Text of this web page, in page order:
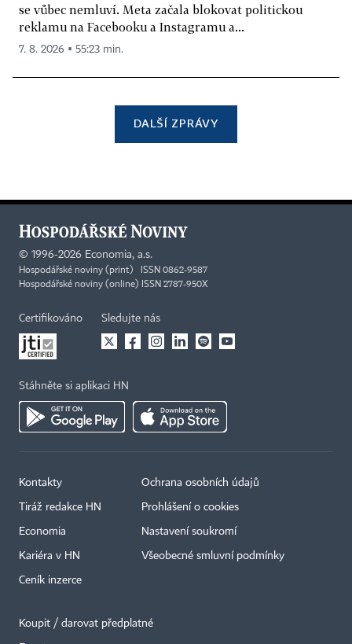
se vůbec nemluví. Meta začala blokovat politickou
reklamu na Facebooku a Instagramu a...
7. 8. 2026 ▪ 55:23 min.
DALŠÍ ZPRÁVY
© 1996-2026 Economia, a.s.
Hospodářské noviny (print) ISSN 0862-9587
Hospodářské noviny (online) ISSN 2787-950X
Certifikováno Sledujte nás
Stáhněte si aplikaci HN
Kontakty
Tiráž redakce HN
Economia
Kariéra v HN
Ceník inzerce
Ochrana osobních údajů
Prohlášení o cookies
Nastavení soukromí
Všeobecné smluvní podmínky
Koupit / darovat předplatné